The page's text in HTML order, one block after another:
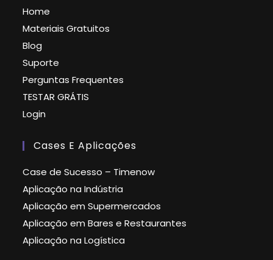
Home
Materiais Gratuitos
Blog
Suporte
Perguntas Frequentes
TESTAR GRÁTIS
Login
Cases E Aplicações
Case de Sucesso – Timenow
Aplicação na Indústria
Aplicação em Supermercados
Aplicação em Bares e Restaurantes
Aplicação na Logística